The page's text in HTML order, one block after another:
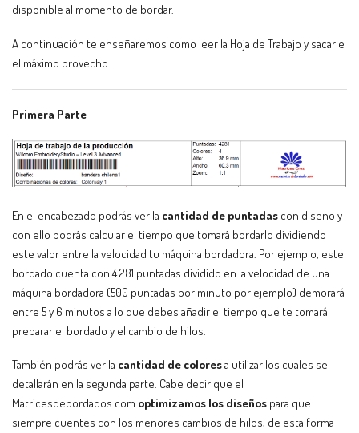
disponible al momento de bordar.
A continuación te enseñaremos como leer la Hoja de Trabajo y sacarle
el máximo provecho:
Primera Parte
En el encabezado podrás ver la cantidad de puntadas con diseño y
con ello podrás calcular el tiempo que tomará bordarlo dividiendo
este valor entre la velocidad tu máquina bordadora. Por ejemplo, este
bordado cuenta con 4.281 puntadas dividido en la velocidad de una
máquina bordadora (500 puntadas por minuto por ejemplo) demorará
entre 5 y 6 minutos a lo que debes añadir el tiempo que te tomará
preparar el bordado y el cambio de hilos.
También podrás ver la cantidad de coloresa utilizar los cuales se
detallarán en la segunda parte. Cabe decir que el
Matricesdebordados.com optimizamos los diseños para que
siempre cuentes con los menores cambios de hilos, de esta forma